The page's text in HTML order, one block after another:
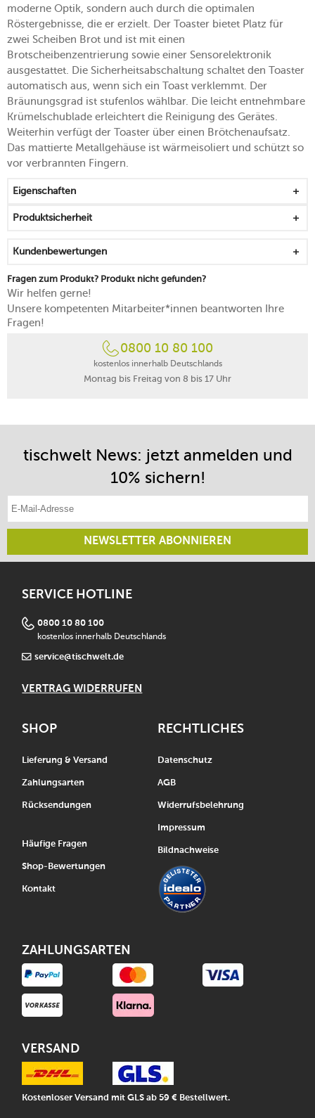
moderne Optik, sondern auch durch die optimalen
Röstergebnisse, die er erzielt. Der Toaster bietet Platz für
zwei Scheiben Brot und ist mit einen
Brotscheibenzentrierung sowie einer Sensorelektronik
ausgestattet. Die Sicherheitsabschaltung schaltet den Toaster
automatisch aus, wenn sich ein Toast verklemmt. Der
Bräunungsgrad ist stufenlos wählbar. Die leicht entnehmbare
Krümelschublade erleichtert die Reinigung des Gerätes.
Weiterhin verfügt der Toaster über einen Brötchenaufsatz.
Das mattierte Metallgehäuse ist wärmeisoliert und schützt so
vor verbrannten Fingern.
Eigenschaften
Produktsicherheit
Kundenbewertungen
Fragen zum Produkt? Produkt nicht gefunden?
Wir helfen gerne!
Unsere kompetenten Mitarbeiter*innen beantworten Ihre
Fragen!
0800 10 80 100
kostenlos innerhalb Deutschlands
Montag bis Freitag von 8 bis 17 Uhr
tischwelt News: jetzt anmelden und
10% sichern!
NEWSLETTER ABONNIEREN
SERVICE HOTLINE
0800 10 80 100
kostenlos innerhalb Deutschlands
service@tischwelt.de
VERTRAG WIDERRUFEN
SHOP
Lieferung & Versand
Zahlungsarten
Rücksendungen
Häufige Fragen
Shop-Bewertungen
Kontakt
RECHTLICHES
Datenschutz
AGB
Widerrufsbelehrung
Impressum
Bildnachweise
ZAHLUNGSARTEN
VERSAND
Kostenloser Versand mit GLS ab 59 € Bestellwert.